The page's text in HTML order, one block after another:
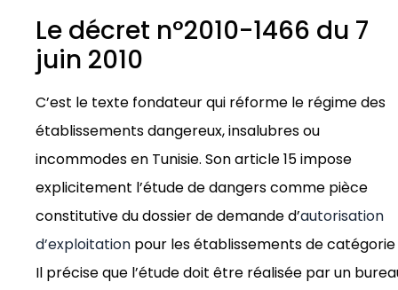
Le décret n°2010-1466 du 7
juin 2010
C’est le texte fondateur qui réforme le régime des
établissements dangereux, insalubres ou
incommodes en Tunisie. Son article 15 impose
explicitement l’étude de dangers comme pièce
constitutive du dossier de demande d’autorisation
d’exploitation pour les établissements de catégorie
Il précise que l’étude doit être réalisée par un